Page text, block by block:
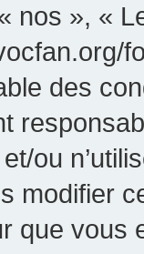
nos », «
des
ou
modifier
que vous